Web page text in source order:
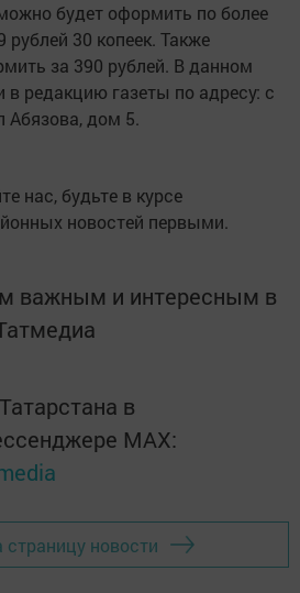
будет оформить по более
рублей 30 копеек. Также
за 390 рублей. В данном
в редакцию газеты по адресу: с
Абязова, дом 5.
нас, будьте в курсе
новостей первыми.
важным и интересным в
в
MАХ:
страницу новости